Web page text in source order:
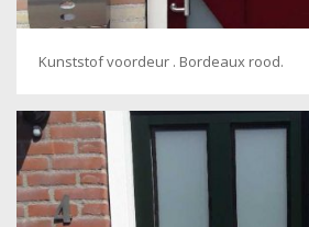
Kunststof voordeur . Bordeaux rood.